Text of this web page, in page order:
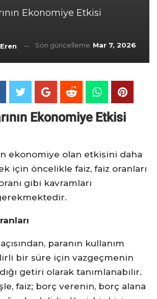
Ekonomiye Etkisi
Eren Son güncelleme Mar 7, 2026
Ekonomiye Etkisi
ekonomiye olan etkisini daha
için öncelikle faiz, faiz oranları
gibi kavramları
açısından, paranın kullanım
bir süre için vazgeçmenin
getiri olarak tanımlanabilir.
faiz; borç verenin, borç alana